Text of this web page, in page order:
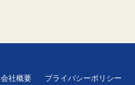
会社概要 プライバシーポリシー